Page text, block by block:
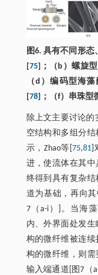
图6. 具有不同形
[75]；（b）螺旋
（d）编码型海
[78]；（f）串珠型
除上文主要讨论
空结构和多组分
示，Zhao等[75,81
进，使流体在其
终得到具有复杂
道为基础，再向其
7（a-i）]。当海藻
内、外界面处发
构的微纤维被连
构的微纤维，则
输入端通道[图7（